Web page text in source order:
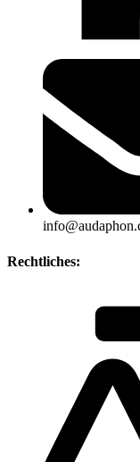
Rechtliches: